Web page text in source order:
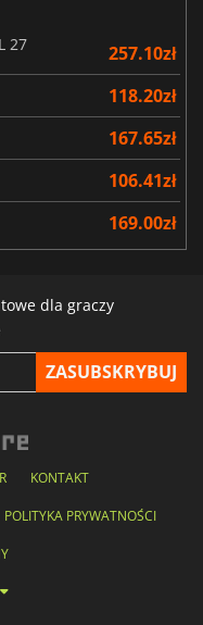
27
257.10zł
118.20zł
167.65zł
106.41zł
169.00zł
dla graczy
KONTAKT
POLITYKA PRYWATNOŚCI